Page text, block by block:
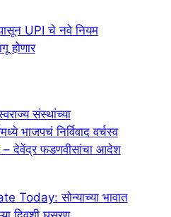
UPI चे नवे नियम
होणार
संस्थांच्या
भाजपचं निर्विवाद वर्चस्व
– देवेंद्र फडणवीसांचा आदेश
Today: सोन्याच्या भावात